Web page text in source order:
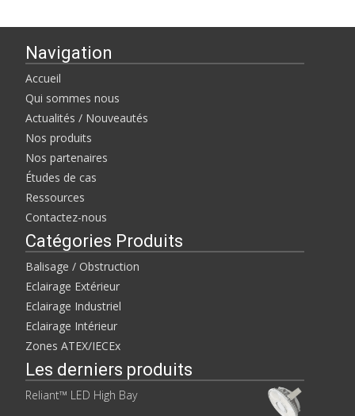
Navigation
Accueil
Qui sommes nous
Actualités / Nouveautés
Nos produits
Nos partenaires
Études de cas
Ressources
Contactez-nous
Catégories Produits
Balisage / Obstruction
Eclairage Extérieur
Eclairage Industriel
Eclairage Intérieur
Zones ATEX/IECEx
Les derniers produits
Reliant™ LED High Bay